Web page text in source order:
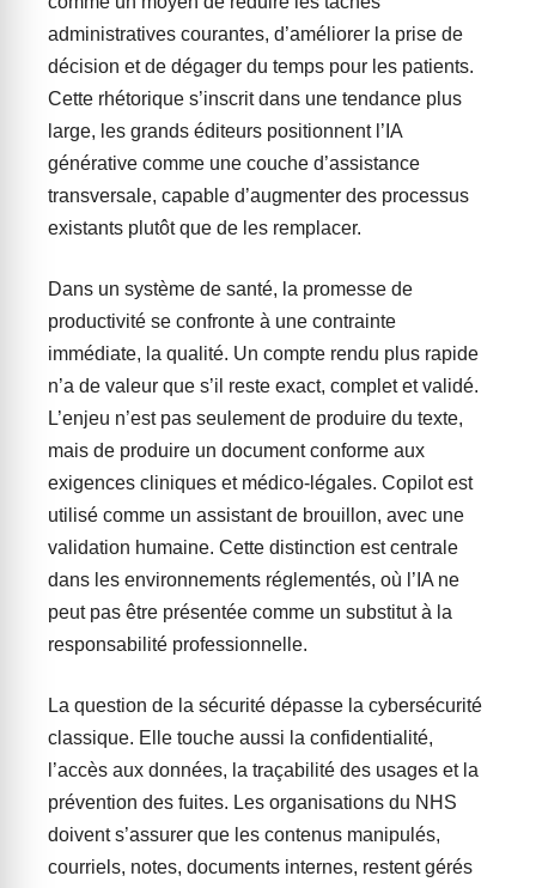
administratives courantes, d’améliorer la prise de
décision et de dégager du temps pour les patients.
Cette rhétorique s’inscrit dans une tendance plus
large, les grands éditeurs positionnent l’IA
générative comme une couche d’assistance
transversale, capable d’augmenter des processus
existants plutôt que de les remplacer.
Dans un système de santé, la promesse de
productivité se confronte à une contrainte
immédiate, la qualité. Un compte rendu plus rapide
n’a de valeur que s’il reste exact, complet et validé.
L’enjeu n’est pas seulement de produire du texte,
mais de produire un document conforme aux
exigences cliniques et médico-légales. Copilot est
utilisé comme un assistant de brouillon, avec une
validation humaine. Cette distinction est centrale
dans les environnements réglementés, où l’IA ne
peut pas être présentée comme un substitut à la
responsabilité professionnelle.
La question de la sécurité dépasse la cybersécurité
classique. Elle touche aussi la confidentialité,
l’accès aux données, la traçabilité des usages et la
prévention des fuites. Les organisations du NHS
doivent s’assurer que les contenus manipulés,
courriels, notes, documents internes, restent gérés